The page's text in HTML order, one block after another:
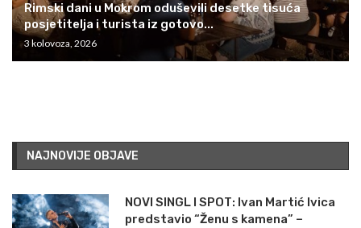
Rimski dani u Mokrom oduševili desetke tisuća
posjetitelja i turista iz gotovo...
3 kolovoza, 2026
NAJNOVIJE OBJAVE
NOVI SINGL I SPOT: Ivan Martić Ivica
predstavio “Ženu s kamena” –